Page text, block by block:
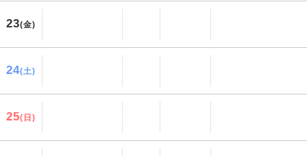
23(金)
24(土)
25(日)